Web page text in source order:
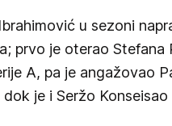
u sezoni
prvo je oterao Stefana
A, pa je angažovao
dok je i Seržo